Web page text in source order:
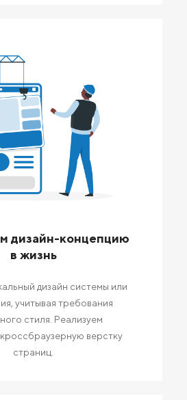
дизайн-концепцию
в жизнь
дизайн системы или
учитывая требования
стиля. Реализуем
верстку
страниц.